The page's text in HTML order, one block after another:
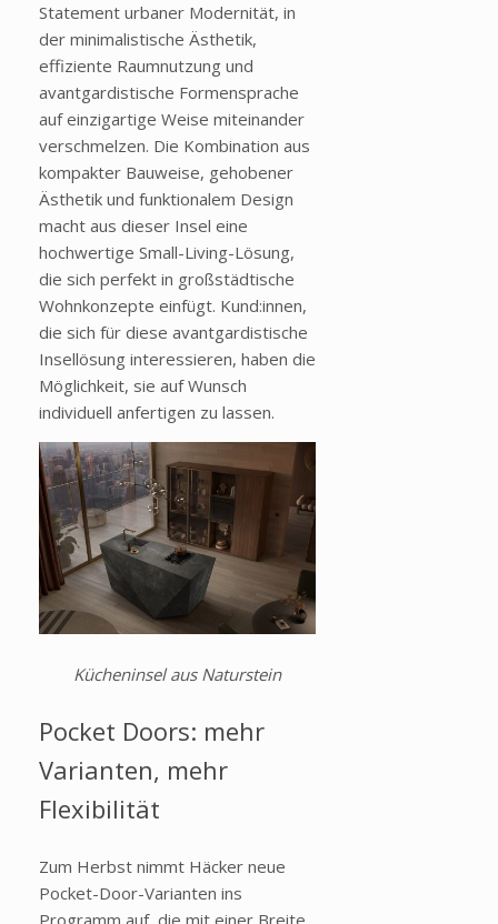
Statement urbaner Modernität, in
der minimalistische Ästhetik,
effiziente Raumnutzung und
avantgardistische Formensprache
auf einzigartige Weise miteinander
verschmelzen. Die Kombination aus
kompakter Bauweise, gehobener
Ästhetik und funktionalem Design
macht aus dieser Insel eine
hochwertige Small-Living-Lösung,
die sich perfekt in großstädtische
Wohnkonzepte einfügt. Kund:innen,
die sich für diese avantgardistische
Insellösung interessieren, haben die
Möglichkeit, sie auf Wunsch
individuell anfertigen zu lassen.
Kücheninsel aus Naturstein
Pocket Doors: mehr
Varianten, mehr
Flexibilität
Zum Herbst nimmt Häcker neue
Pocket-Door-Varianten ins
Programm auf, die mit einer Breite